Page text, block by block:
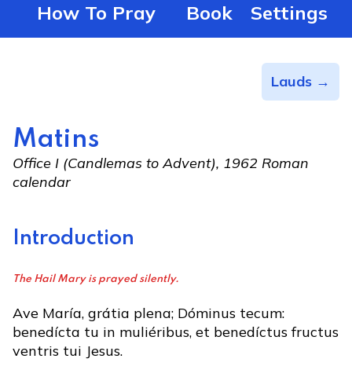
How To Pray
Book Settings
Lauds →
Matins
Office I (Candlemas to Advent), 1962 Roman
calendar
Introduction
The Hail Mary is prayed silently.
Ave María, grátia plena; Dóminus tecum:
benedícta tu in muliéribus, et benedíctus fructus
ventris tui Jesus.